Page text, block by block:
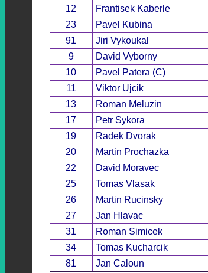
12
Frantisek Kaberle
23
Pavel Kubina
91
Jiri Vykoukal
9
David Vyborny
10
Pavel Patera (C)
11
Viktor Ujcik
13
Roman Meluzin
17
Petr Sykora
19
Radek Dvorak
20
Martin Prochazka
22
David Moravec
25
Tomas Vlasak
26
Martin Rucinsky
27
Jan Hlavac
31
Roman Simicek
34
Tomas Kucharcik
81
Jan Caloun